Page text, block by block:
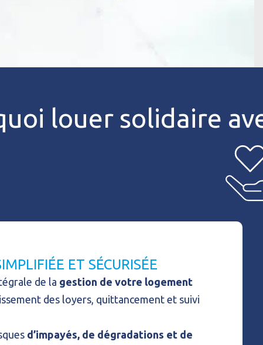
louer solidaire
ET SÉCURISÉE
de la gestion de votre logement
des loyers, quittancement et suivi
d’impayés, de dégradations et de